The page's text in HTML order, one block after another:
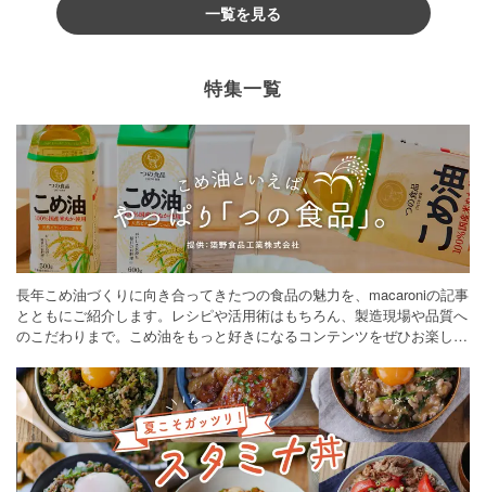
一覧を見る
特集一覧
長年こめ油づくりに向き合ってきたつの食品の魅力を、macaroniの記事
とともにご紹介します。レシピや活用術はもちろん、製造現場や品質へ
のこだわりまで。こめ油をもっと好きになるコンテンツをぜひお楽しみ